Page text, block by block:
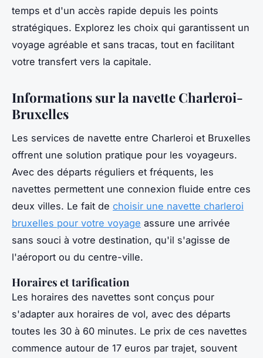
temps et d'un accès rapide depuis les points
stratégiques. Explorez les choix qui garantissent un
voyage agréable et sans tracas, tout en facilitant
votre transfert vers la capitale.
Informations sur la navette Charleroi-
Bruxelles
Les services de navette entre Charleroi et Bruxelles
offrent une solution pratique pour les voyageurs.
Avec des départs réguliers et fréquents, les
navettes permettent une connexion fluide entre ces
deux villes. Le fait de choisir une navette charleroi
bruxelles pour votre voyage assure une arrivée
sans souci à votre destination, qu'il s'agisse de
l'aéroport ou du centre-ville.
Horaires et tarification
Les horaires des navettes sont conçus pour
s'adapter aux horaires de vol, avec des départs
toutes les 30 à 60 minutes. Le prix de ces navettes
commence autour de 17 euros par trajet, souvent